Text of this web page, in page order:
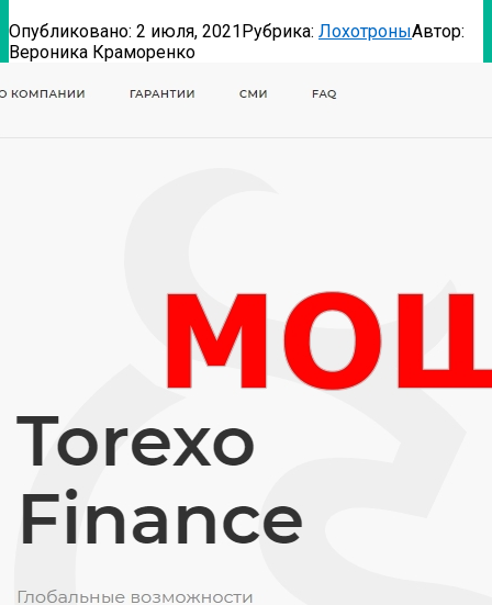
Опубликовано: 2 июля, 2021Рубрика: ЛохотроныАвтор:
Вероника Краморенко